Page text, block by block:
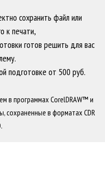
сохранить файл или
к печати,
готов решить для вас
подготовке от 500 руб.
в программах CorelDRAW™ и
сохраненные в форматах CDR